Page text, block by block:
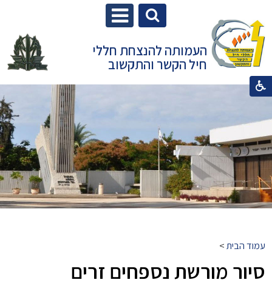
העמותה להנצחת חללי
חיל הקשר והתקשוב
עמוד הבית>
סיור מורשת נספחים זרים